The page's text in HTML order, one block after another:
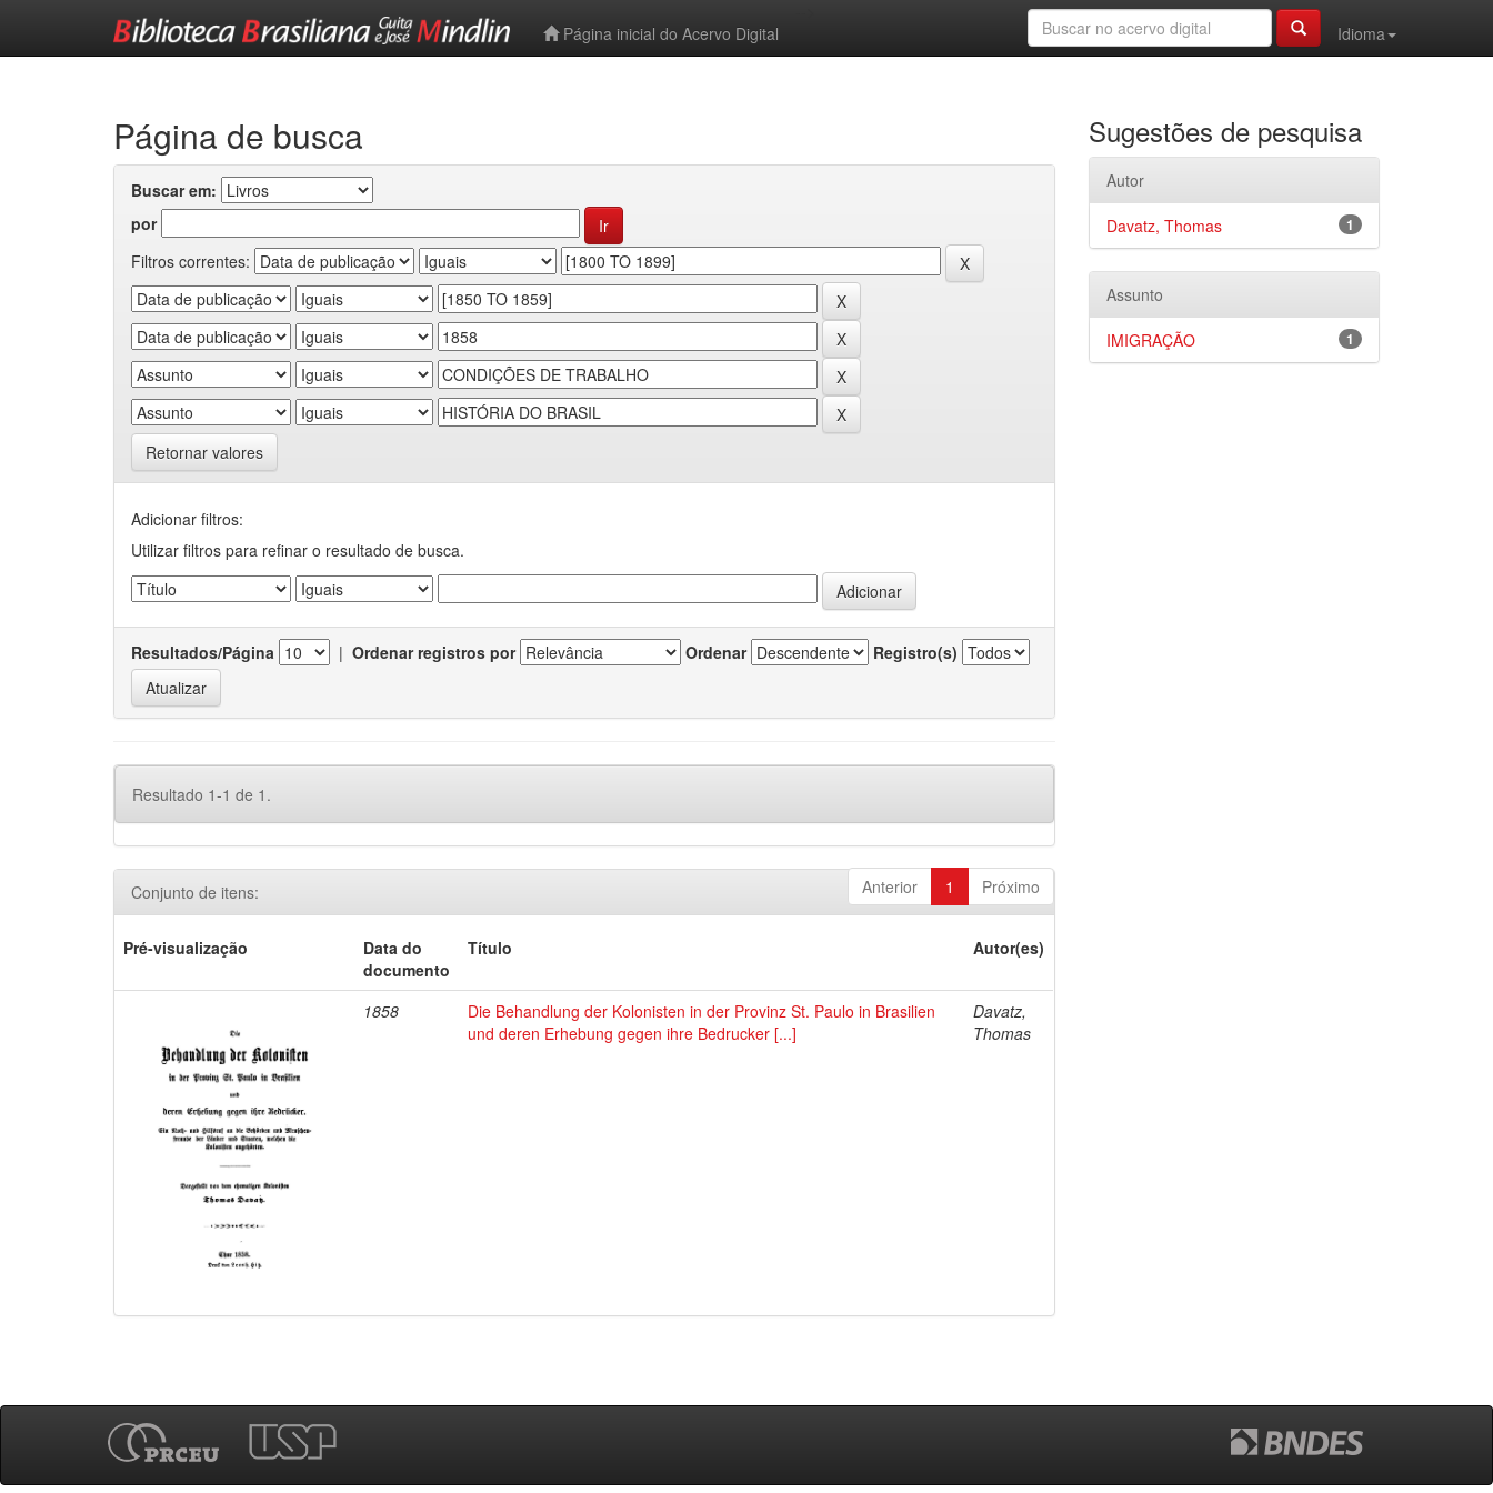
Página inicial do Acervo Digital
Idioma
Página de busca
Buscar em:
por
Filtros correntes:
Retornar valores
Adicionar filtros:
Utilizar filtros para refinar o resultado de busca.
Resultados/Página | Ordenar registros por Ordenar Registro(s)
Resultado 1-1 de 1.
Anterior 1 Próximo
Conjunto de itens:
Pré-visualização
Data do
documento
Título Autor(es)
1858
Die Behandlung der Kolonisten in der Provinz St. Paulo in Brasilien
und deren Erhebung gegen ihre Bedrucker [...]
Davatz,
Thomas
Sugestões de pesquisa
Autor
1
Davatz, Thomas
Assunto
1
IMIGRAÇÃO